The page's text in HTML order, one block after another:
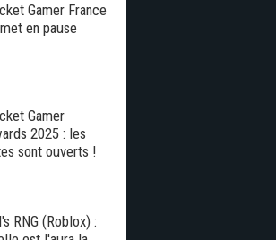
Gamer France
en pause
Gamer
2025 : les
sont ouverts !
RNG (Roblox) :